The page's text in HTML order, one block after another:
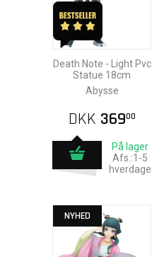
Death Note - Light Pvc
Statue 18cm
Abysse
DKK 36900
På lager
Afs.:1-5
hverdage
NYHED